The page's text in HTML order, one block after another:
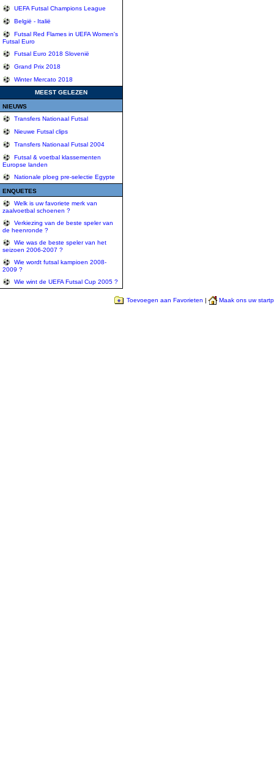
UEFA Futsal Champions League
België - Italië
Futsal Red Flames in UEFA Women's
Futsal Euro
Futsal Euro 2018 Slovenië
Grand Prix 2018
Winter Mercato 2018
MEEST GELEZEN
NIEUWS
Transfers Nationaal Futsal
Nieuwe Futsal clips
Transfers Nationaal Futsal 2004
Futsal & voetbal klassementen
Europse landen
Nationale ploeg pre-selectie Egypte
ENQUETES
Welk is uw favoriete merk van
zaalvoetbal schoenen ?
Verkiezing van de beste speler van
de heenronde ?
Wie was de beste speler van het
seizoen 2006-2007 ?
Wie wordt futsal kampioen 2008-
2009 ?
Wie wint de UEFA Futsal Cup 2005 ?
Toevoegen aan Favorieten | Maak ons uw